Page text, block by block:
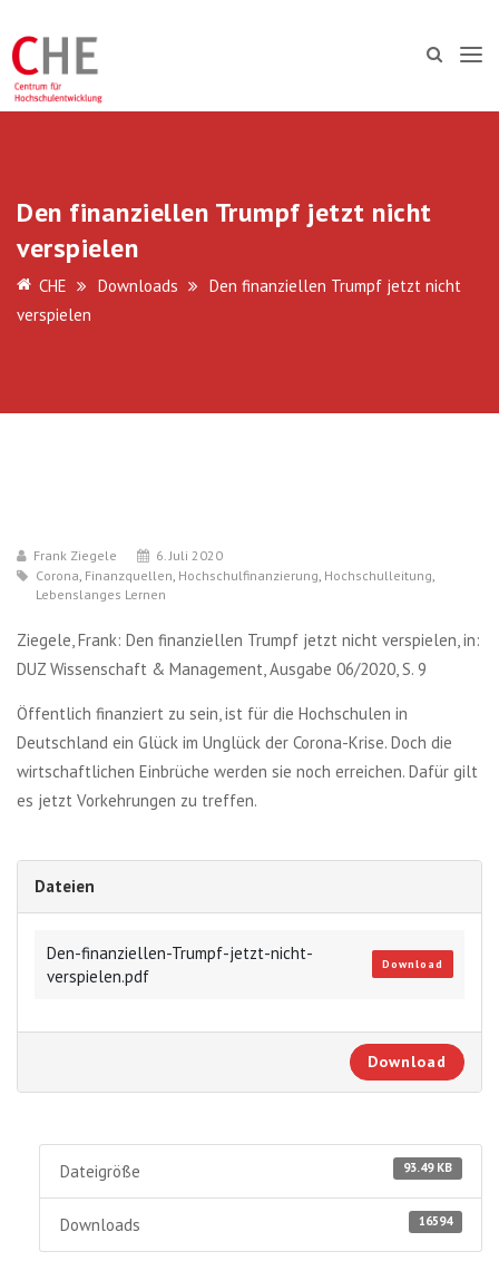
Den finanziellen Trumpf jetzt nicht
verspielen
CHE Downloads
Den finanziellen Trumpf jetzt nicht
verspielen
Frank Ziegele
6. Juli 2020
Corona, Finanzquellen, Hochschulfinanzierung, Hochschulleitung,
Lebenslanges Lernen
Ziegele, Frank: Den finanziellen Trumpf jetzt nicht verspielen, in:
DUZ Wissenschaft & Management, Ausgabe 06/2020, S. 9
Öffentlich finanziert zu sein, ist für die Hochschulen in
Deutschland ein Glück im Unglück der Corona-Krise. Doch die
wirtschaftlichen Einbrüche werden sie noch erreichen. Dafür gilt
es jetzt Vorkehrungen zu treffen.
Dateien
Den-finanziellen-Trumpf-jetzt-nicht-
verspielen.pdf
Download
Download
93.49 KB
Dateigröße
16594
Downloads